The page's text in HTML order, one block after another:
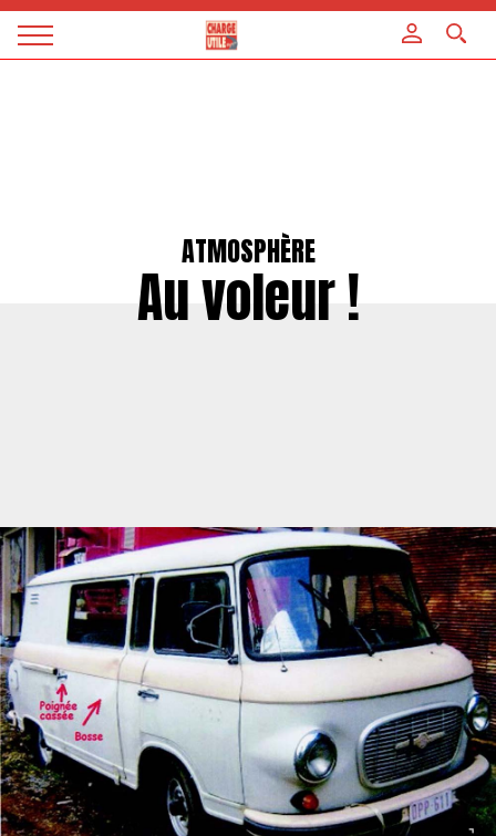
Magazine
ATMOSPHÈRE
Au voleur !
Panneau de gestion des cookies